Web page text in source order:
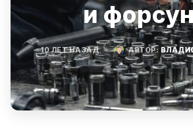
и
10 ЛЕТ НАЗАД • АВТОР: